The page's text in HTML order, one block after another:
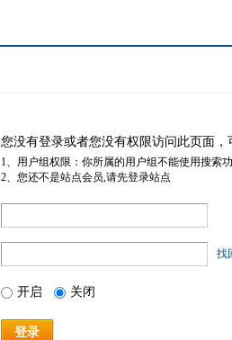
您没有登录或者您没有权限访问此页面
1、用户组权限：你所属的用户组不能使用搜索
2、您还不是站点会员,请先登录站点
找
开启 关闭
登录